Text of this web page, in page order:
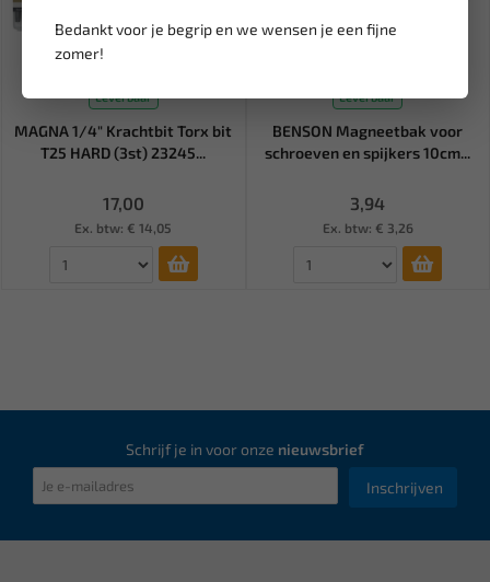
Bedankt voor je begrip en we wensen je een fijne
zomer!
Leverbaar
MAGNA 1/4" Krachtbit Torx bit
T25 HARD (3st) 23245...
17,00
Ex. btw: € 14,05
Leverbaar
BENSON Magneetbak voor
schroeven en spijkers 10cm...
3,94
Ex. btw: € 3,26
Schrijf je in voor onze nieuwsbrief
Inschrijven